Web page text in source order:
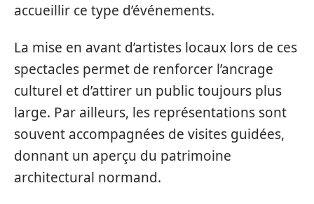
accueillir ce type d’événements.
La mise en avant d’artistes locaux lors de ces
spectacles permet de renforcer l’ancrage
culturel et d’attirer un public toujours plus
large. Par ailleurs, les représentations sont
souvent accompagnées de visites guidées,
donnant un aperçu du patrimoine
architectural normand.